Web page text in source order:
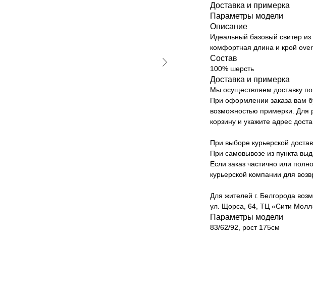
Доставка и примерка
Параметры модели
Описание
Идеальный базовый свитер
комфортная длина и крой
Состав
100% шерсть
Доставка и примерка
Мы осуществляем доставку
При оформлении заказа вам
возможностью примерки. Для
корзину и укажите адрес
При выборе курьерской
При самовывозе из пункта
Если заказ частично или
курьерской компании для
Для жителей г. Белгорода
ул. Щорса, 64, ТЦ «Сити
Параметры модели
83/62/92, рост 175см